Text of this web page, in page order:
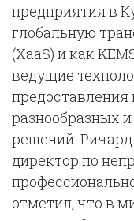
предприятия в
глобальную
(XaaS) и как
ведущие
предоставления
разнообразных
решений. Ричард
директор по
отметил, что в